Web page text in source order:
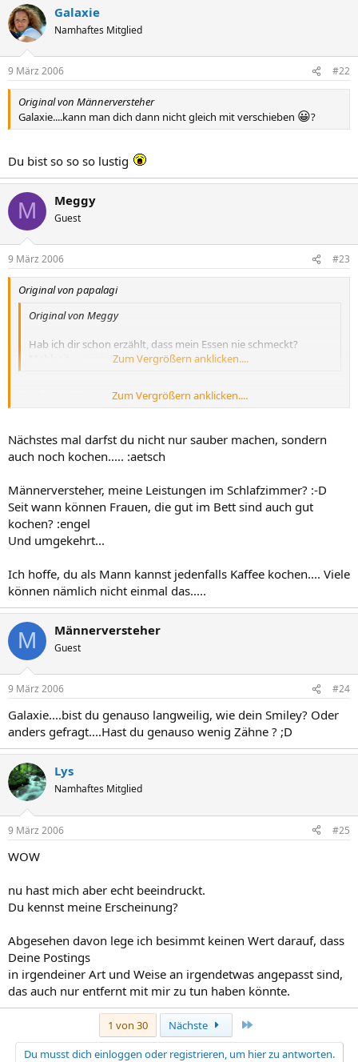
Galaxie
Namhaftes Mitglied
9 März 2006 #22
Original von Männerversteher
Galaxie....kann man dich dann nicht gleich mit verschieben 😀?
Du bist so so so lustig
M Meggy
Guest
9 März 2006 #23
Original von papalagi
Original von Meggy
Hab ich dir schon erzählt, dass mein Essen nie schmeckt?
Zum Vergrößern anklicken....
das kann ich bestätigen!!!! :lhgZum Vergrößern anklicken....
Nächstes mal darfst du nicht nur sauber machen, sondern
auch noch kochen..... :aetsch
Männerversteher, meine Leistungen im Schlafzimmer? :-D
Seit wann können Frauen, die gut im Bett sind auch gut
kochen? :engel
Und umgekehrt...
Ich hoffe, du als Mann kannst jedenfalls Kaffee kochen.... Viele
können nämlich nicht einmal das.....
M Männerversteher
Guest
9 März 2006 #24
Galaxie....bist du genauso langweilig, wie dein Smiley? Oder
anders gefragt....Hast du genauso wenig Zähne ? ;D
Lys
Namhaftes Mitglied
9 März 2006 #25
WOW
nu hast mich aber echt beeindruckt.
Du kennst meine Erscheinung?
Abgesehen davon lege ich besimmt keinen Wert darauf, dass
Deine Postings
in irgendeiner Art und Weise an irgendetwas angepasst sind,
das auch nur entfernt mit mir zu tun haben könnte.
1 von 30 Nächste
Du musst dich einloggen oder registrieren, um hier zu antworten.